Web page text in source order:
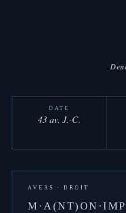
DATE
43 av. J.-C.
AVERS · DROIT